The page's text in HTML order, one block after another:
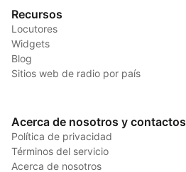
Recursos
Locutores
Widgets
Blog
Sitios web de radio por país
Acerca de nosotros y contactos
Política de privacidad
Términos del servicio
Acerca de nosotros